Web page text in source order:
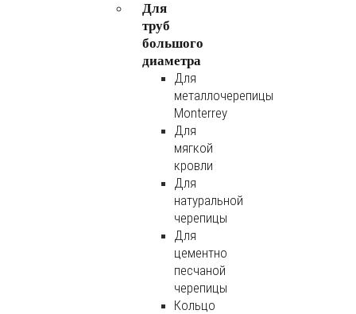
Для
труб
большого
диаметра
Для
металлочерепицы
Monterrey
Для
мягкой
кровли
Для
натуральной
черепицы
Для
цементно
песчаной
черепицы
Кольцо